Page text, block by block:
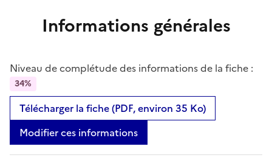
Informations générales
Niveau de complétude des informations de la fiche :
34%
Télécharger la fiche (PDF, environ 35 Ko)
Modifier ces informations